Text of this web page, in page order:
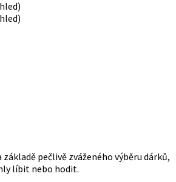
pečlivě zváženého výběru dárků,
líbit nebo hodit.